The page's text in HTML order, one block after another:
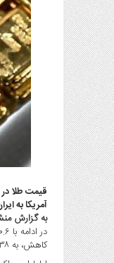
گاز
و
پتروشیمی
صنعت
و
خودرو
استارت
آپ
و
فن
آوری
بانک
،
بیمه
و
ارز
آمریکا به
به گزارش
کاهش، به ۴۱۳۸ دلار و ۸۰ سنت رسید.